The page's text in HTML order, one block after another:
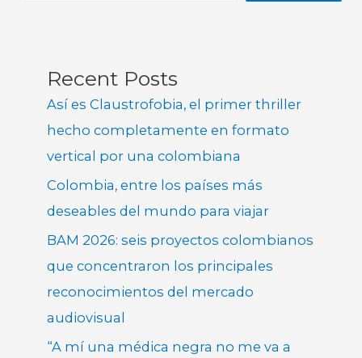
Recent Posts
Así es Claustrofobia, el primer thriller
hecho completamente en formato
vertical por una colombiana
Colombia, entre los países más
deseables del mundo para viajar
BAM 2026: seis proyectos colombianos
que concentraron los principales
reconocimientos del mercado
audiovisual
“A mí una médica negra no me va a